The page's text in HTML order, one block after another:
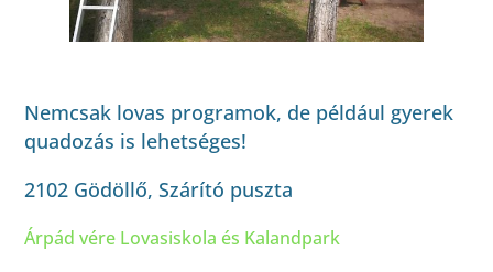
Nemcsak lovas programok, de például gyerek
quadozás is lehetséges!
2102 Gödöllő, Szárító puszta
Árpád vére Lovasiskola és Kalandpark